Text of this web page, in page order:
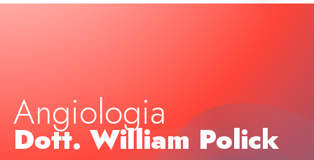
Angiologia
Dott. William Polick